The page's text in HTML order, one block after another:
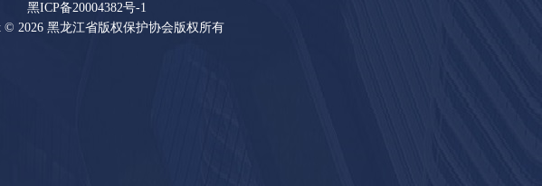
黑ICP备20004382号-1
© 2026 黑龙江省版权保护协会版权所有